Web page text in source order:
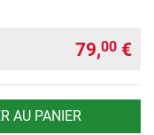
79,00 €
AU PANIER